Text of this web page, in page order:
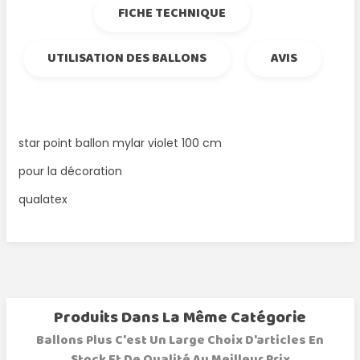
FICHE TECHNIQUE
UTILISATION DES BALLONS
AVIS
star point ballon mylar violet 100 cm
pour la décoration
qualatex
Produits Dans La Même Catégorie
Ballons Plus C'est Un Large Choix D'articles En